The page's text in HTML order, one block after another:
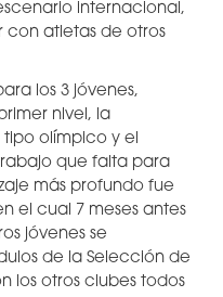
internacional,
con atletas de otros
los 3 jóvenes,
nivel, la
tipo olímpico y el
que falta para
más profundo fue
el cual 7 meses antes
jóvenes se
de la Selección de
los otros clubes todos